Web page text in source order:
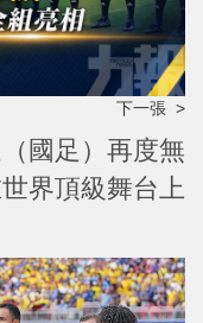
下一張 >
國足）再度無
界頂級舞台上